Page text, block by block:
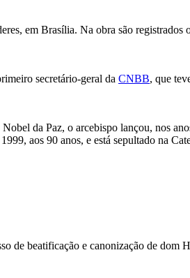
em Brasília. Na obra são registrados
secretário-geral da CNBB, que
da Paz, o arcebispo lançou, nos
aos 90 anos, e está sepultado na
de beatificação e canonização de dom